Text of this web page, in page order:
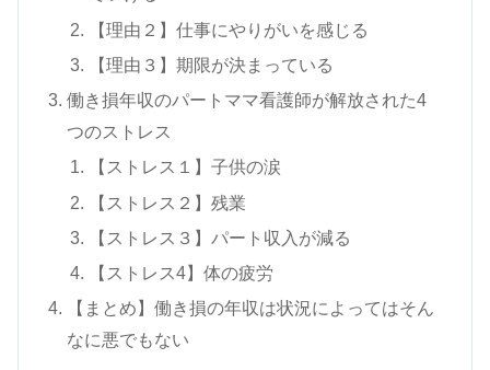
【理由２】仕事にやりがいを感じる
【理由３】期限が決まっている
働き損年収のパートママ看護師が解放された4
つのストレス
【ストレス１】子供の涙
【ストレス２】残業
【ストレス３】パート収入が減る
【ストレス4】体の疲労
【まとめ】働き損の年収は状況によってはそん
なに悪でもない